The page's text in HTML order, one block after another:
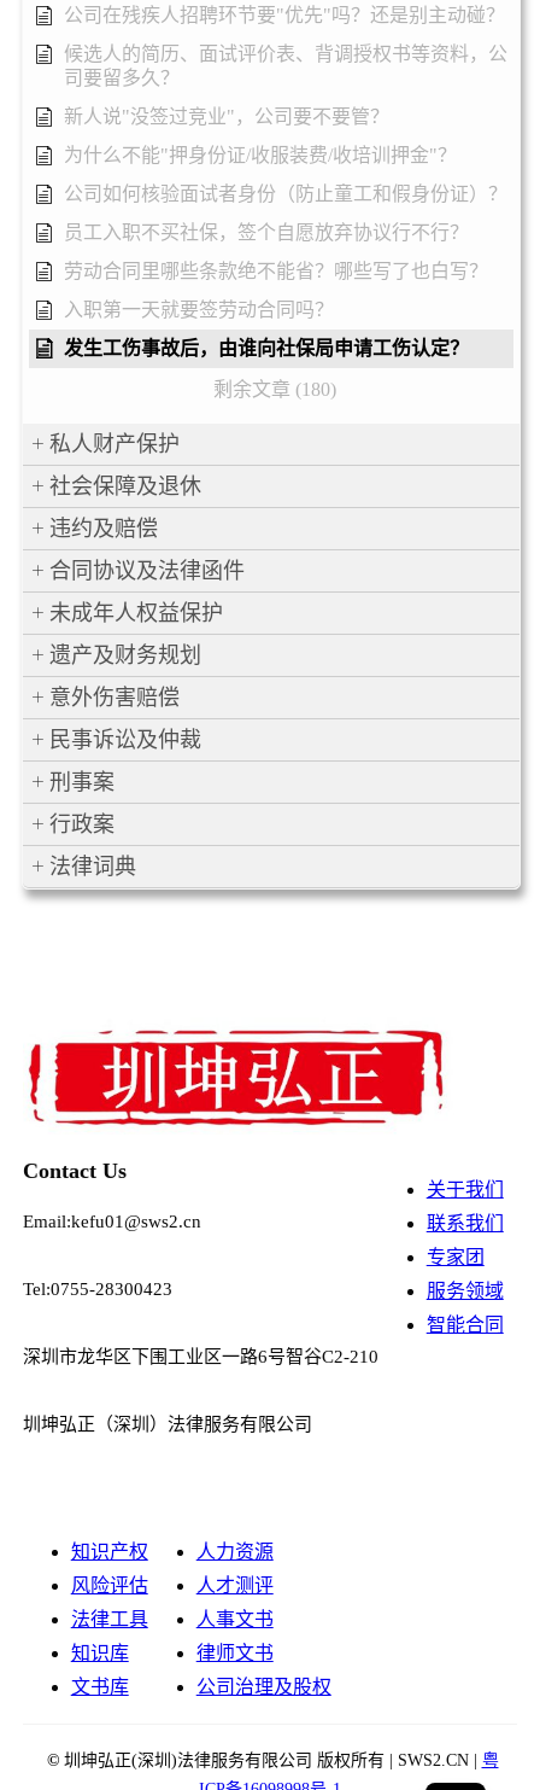
公司在残疾人招聘环节要"优先"吗？还是别主动碰？
候选人的简历、面试评价表、背调授权书等资料，公
司要留多久？
新人说"没签过竞业"，公司要不要管？
为什么不能"押身份证/收服装费/收培训押金"？
公司如何核验面试者身份（防止童工和假身份证）？
员工入职不买社保，签个自愿放弃协议行不行？
劳动合同里哪些条款绝不能省？哪些写了也白写？
入职第一天就要签劳动合同吗？
发生工伤事故后，由谁向社保局申请工伤认定？
剩余文章 (180)
私人财产保护
社会保障及退休
违约及赔偿
合同协议及法律函件
未成年人权益保护
遗产及财务规划
意外伤害赔偿
民事诉讼及仲裁
刑事案
行政案
法律词典
Contact Us
Email:kefu01@sws2.cn
Tel:0755-28300423
深圳市龙华区下围工业区一路6号智谷C2-210
圳坤弘正（深圳）法律服务有限公司
关于我们
联系我们
专家团
服务领域
智能合同
知识产权
风险评估
法律工具
知识库
文书库
人力资源
人才测评
人事文书
律师文书
公司治理及股权
©圳坤弘正(深圳)法律服务有限公司 版权所有 | SWS2.CN | 粤